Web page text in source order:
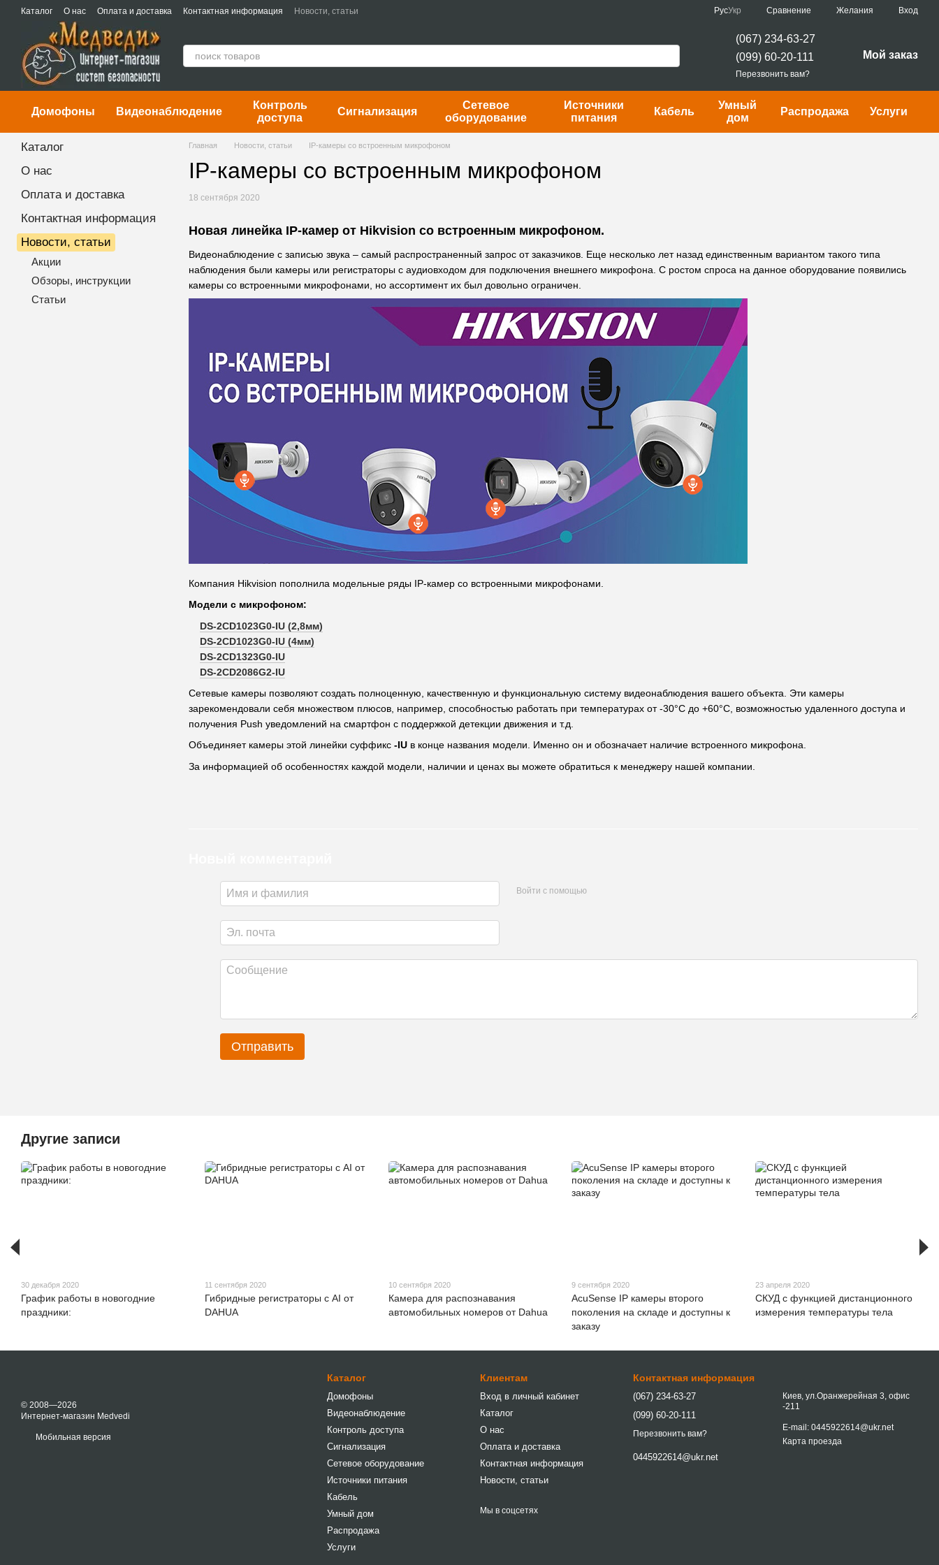
Перейти к основному контенту
Каталог О нас Оплата и доставка Контактная информация Новости, статьи РусУкр Сравнение Желания Вход
(067) 234-63-27
(099) 60-20-111
Перезвонить вам?
Мой заказ
Домофоны Видеонаблюдение
Контроль
доступа
Сигнализация
Сетевое
оборудование
Источники
питания
Кабель
Умный
дом
Распродажа Услуги
Главная Новости, статьи IP-камеры со встроенным микрофоном
IP-камеры со встроенным микрофоном
18 сентября 2020
Новая линейка IP-камер от Hikvision со встроенным микрофоном.
Видеонаблюдение с записью звука – самый распространенный запрос от заказчиков. Еще несколько лет назад единственным вариантом такого типа
наблюдения были камеры или регистраторы с аудиовходом для подключения внешнего микрофона. С ростом спроса на данное оборудование появились
камеры со встроенными микрофонами, но ассортимент их был довольно ограничен.
Компания Hikvision пополнила модельные ряды IP-камер со встроенными микрофонами.
Модели с микрофоном:
DS-2CD1023G0-IU (2,8мм)
DS-2CD1023G0-IU (4мм)
DS-2CD1323G0-IU
DS-2CD2086G2-IU
Сетевые камеры позволяют создать полноценную, качественную и функциональную систему видеонаблюдения вашего объекта. Эти камеры
зарекомендовали себя множеством плюсов, например, способностью работать при температурах от -30°C до +60°C, возможностью удаленного доступа и
получения Push уведомлений на смартфон c поддержкой детекции движения и т.д.
Объединяет камеры этой линейки суффикс -IU в конце названия модели. Именно он и обозначает наличие встроенного микрофона.
За информацией об особенностях каждой модели, наличии и ценах вы можете обратиться к менеджеру нашей компании.
Войти с помощью
Отправить
Каталог
О нас
Оплата и доставка
Контактная информация
Новости, статьи
Акции
Обзоры, инструкции
Статьи
Другие записи
30 декабря 2020
График работы в новогодние
праздники:
11 сентября 2020
Гибридные регистраторы с AI от
DAHUA
10 сентября 2020
Камера для распознавания
автомобильных номеров от Dahua
9 сентября 2020
AcuSense IP камеры второго
поколения на складе и доступны к
заказу
23 апреля 2020
СКУД с функцией дистанционного
измерения температуры тела
© 2008—2026
Интернет-магазин Medvedi
Мобильная версия
Каталог
Домофоны
Видеонаблюдение
Контроль доступа
Сигнализация
Сетевое оборудование
Источники питания
Кабель
Умный дом
Распродажа
Услуги
Клиентам
Вход в личный кабинет
Каталог
О нас
Оплата и доставка
Контактная информация
Новости, статьи
Мы в соцсетях
Контактная информация
(067) 234-63-27
(099) 60-20-111
Перезвонить вам?
0445922614@ukr.net
Киев, ул.Оранжерейная 3, офис
-211
E-mail: 0445922614@ukr.net
Карта проезда